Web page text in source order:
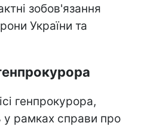
зобов'язання
України та
генпрокурора,
рамках справи про